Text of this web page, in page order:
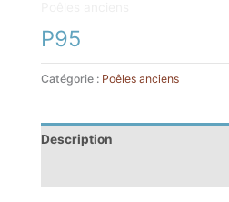
P95
Catégorie : Poêles anciens
Description